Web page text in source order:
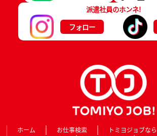
派遣社員のホンネ!
フォロー
ホーム お仕事検索
トミヨジョブなら